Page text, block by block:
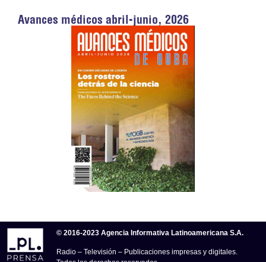
Avances médicos abril-junio, 2026
© 2016-2023 Agencia Informativa Latinoamericana S.A.
Radio – Televisión – Publicaciones impresas y digitales.